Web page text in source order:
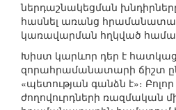
ներդաշնակեցման
հասնել առանց
կառավարման հղկված
Խիստ կարևոր դեր է
զորահրամանատարի ճիշտ
«պետության գանձն է»։
ժողովուրդների ռազմական